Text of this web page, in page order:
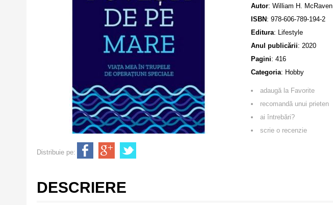
Autor: William H. McRaven
ISBN : 978-606-789-194-2
Editura: Lifestyle
Anul publicării: 2020
Pagini: 416
Categoria: Hobby
adaugă la Favorite
recomandă unui prieten
ai întrebări?
scrie o recenzie
Distribuie pe:
DESCRIERE